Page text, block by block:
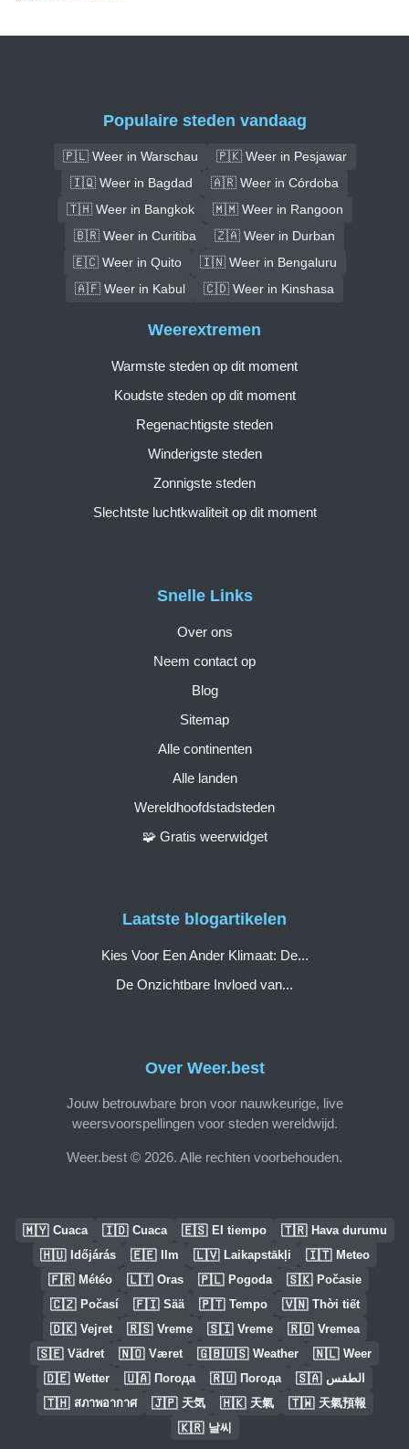
Populaire steden vandaag
🇵🇱 Weer in Warschau
🇵🇰 Weer in Pesjawar
🇮🇶 Weer in Bagdad
🇦🇷 Weer in Córdoba
🇹🇭 Weer in Bangkok
🇲🇲 Weer in Rangoon
🇧🇷 Weer in Curitiba
🇿🇦 Weer in Durban
🇪🇨 Weer in Quito
🇮🇳 Weer in Bengaluru
🇦🇫 Weer in Kabul
🇨🇩 Weer in Kinshasa
Over Weer.best
Jouw betrouwbare bron voor nauwkeurige, live
weersvoorspellingen voor steden wereldwijd.
Weer.best © 2026. Alle rechten voorbehouden.
Snelle Links
Over ons
Neem contact op
Blog
Sitemap
Alle continenten
Alle landen
Wereldhoofdstadsteden
🧩 Gratis weerwidget
Weerextremen
Warmste steden op dit moment
Koudste steden op dit moment
Regenachtigste steden
Winderigste steden
Zonnigste steden
Slechtste luchtkwaliteit op dit moment
Laatste blogartikelen
Kies Voor Een Ander Klimaat: De...
De Onzichtbare Invloed van...
🇲🇾 Cuaca 🇮🇩 Cuaca 🇪🇸 El tiempo 🇹🇷 Hava durumu
🇭🇺 Időjárás 🇪🇪 Ilm 🇱🇻 Laikapstākļi 🇮🇹 Meteo
🇫🇷 Météo 🇱🇹 Oras 🇵🇱 Pogoda 🇸🇰 Počasie
🇨🇿 Počasí 🇫🇮 Sää 🇵🇹 Tempo 🇻🇳 Thời tiết
🇩🇰 Vejret 🇷🇸 Vreme 🇸🇮 Vreme 🇷🇴 Vremea
🇸🇪 Vädret 🇳🇴 Været 🇬🇧🇺🇸 Weather 🇳🇱 Weer
🇩🇪 Wetter 🇺🇦 Погода 🇷🇺 Погода 🇸🇦 الطقس
🇹🇭 สภาพอากาศ 🇯🇵 天気 🇭🇰 天氣 🇹🇼 天氣預報
🇰🇷 날씨